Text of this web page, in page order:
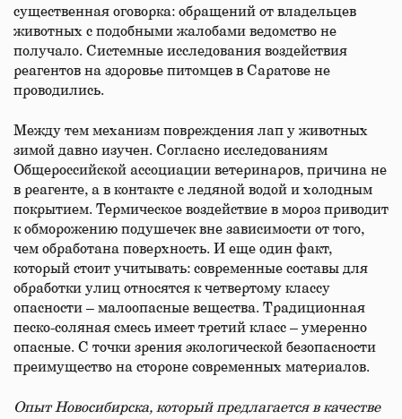
существенная оговорка: обращений от владельцев
животных с подобными жалобами ведомство не
получало. Системные исследования воздействия
реагентов на здоровье питомцев в Саратове не
проводились.
Между тем механизм повреждения лап у животных
зимой давно изучен. Согласно исследованиям
Общероссийской ассоциации ветеринаров, причина не
в реагенте, а в контакте с ледяной водой и холодным
покрытием. Термическое воздействие в мороз приводит
к обморожению подушечек вне зависимости от того,
чем обработана поверхность. И еще один факт,
который стоит учитывать: современные составы для
обработки улиц относятся к четвертому классу
опасности – малоопасные вещества. Традиционная
песко-соляная смесь имеет третий класс – умеренно
опасные. С точки зрения экологической безопасности
преимущество на стороне современных материалов.
Опыт Новосибирска, который предлагается в качестве